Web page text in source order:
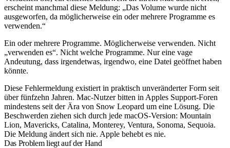
erscheint manchmal diese Meldung: „Das Volume wurde nicht
ausgeworfen, da möglicherweise ein oder mehrere Programme es
verwenden.“
Ein oder mehrere Programme. Möglicherweise verwenden. Nicht
„verwenden es“. Nicht welche Programme. Nur eine vage
Andeutung, dass irgendetwas, irgendwo, eine Datei geöffnet haben
könnte.
Diese Fehlermeldung existiert in praktisch unveränderter Form seit
über fünfzehn Jahren. Mac-Nutzer bitten in Apples Support-Foren
mindestens seit der Ära von Snow Leopard um eine Lösung. Die
Beschwerden ziehen sich durch jede macOS-Version: Mountain
Lion, Mavericks, Catalina, Monterey, Ventura, Sonoma, Sequoia.
Die Meldung ändert sich nie. Apple behebt es nie.
Das Problem liegt auf der Hand